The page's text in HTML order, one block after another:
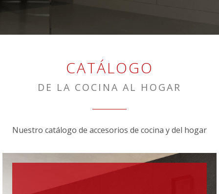
CATÁLOGO
DE LA COCINA AL HOGAR
Nuestro catálogo de accesorios de cocina y del hogar